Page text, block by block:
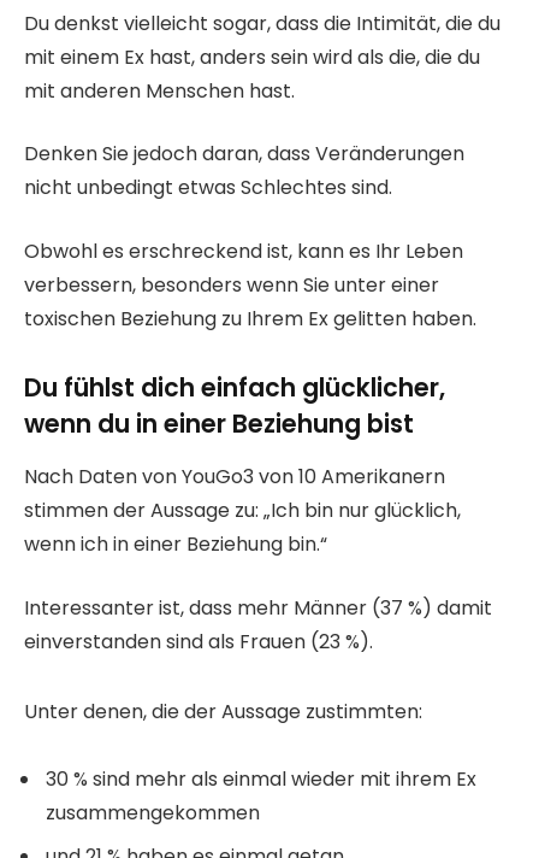
Du denkst vielleicht sogar, dass die Intimität, die du
mit einem Ex hast, anders sein wird als die, die du
mit anderen Menschen hast.
Denken Sie jedoch daran, dass Veränderungen
nicht unbedingt etwas Schlechtes sind.
Obwohl es erschreckend ist, kann es Ihr Leben
verbessern, besonders wenn Sie unter einer
toxischen Beziehung zu Ihrem Ex gelitten haben.
Du fühlst dich einfach glücklicher,
wenn du in einer Beziehung bist
Nach Daten von YouGo3 von 10 Amerikanern
stimmen der Aussage zu: „Ich bin nur glücklich,
wenn ich in einer Beziehung bin.“
Interessanter ist, dass mehr Männer (37 %) damit
einverstanden sind als Frauen (23 %).
Unter denen, die der Aussage zustimmten:
30 % sind mehr als einmal wieder mit ihrem Ex
zusammengekommen